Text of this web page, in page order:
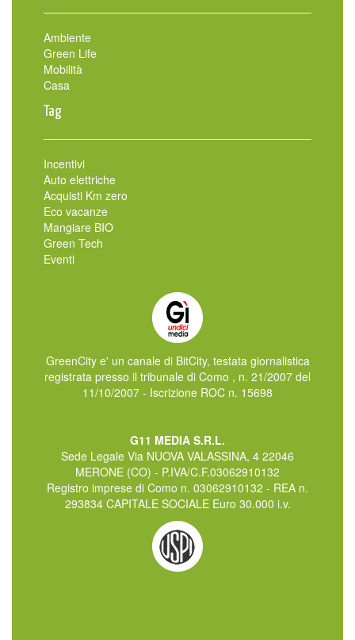
Ambiente
Green Life
Mobilità
Casa
Tag
Incentivi
Auto elettriche
Acquisti Km zero
Eco vacanze
Mangiare BIO
Green Tech
Eventi
GreenCity e' un canale di BitCity, testata giornalistica
registrata presso il tribunale di Como , n. 21/2007 del
11/10/2007 - Iscrizione ROC n. 15698
G11 MEDIA S.R.L.
Sede Legale Via NUOVA VALASSINA, 4 22046
MERONE (CO) - P.IVA/C.F.03062910132
Registro imprese di Como n. 03062910132 - REA n.
293834 CAPITALE SOCIALE Euro 30.000 i.v.